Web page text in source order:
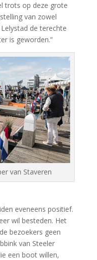
trots op deze grote
van zowel
de terechte
is geworden.”
van Staveren
eveneens positief.
wil besteden. Het
bezoekers geen
van Steeler
een boot willen,